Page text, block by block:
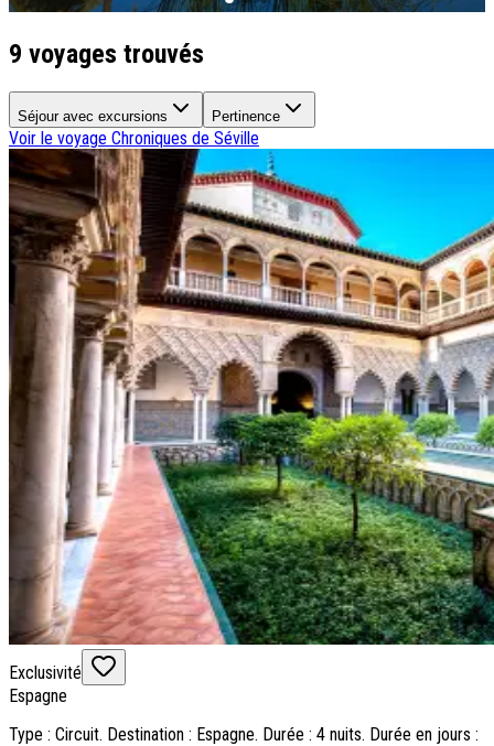
9 voyages trouvés
Séjour avec excursions Pertinence
Voir le voyage Chroniques de Séville
Exclusivité
Espagne
Type : Circuit. Destination : Espagne. Durée : 4 nuits. Durée en jours :